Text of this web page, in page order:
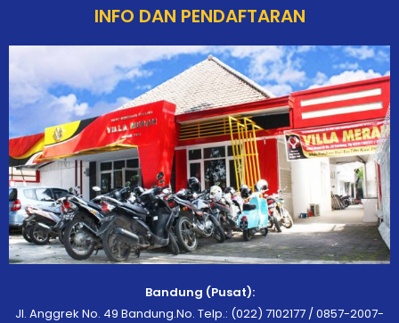
INFO DAN PENDAFTARAN
Bandung (Pusat):
Jl. Anggrek No. 49 Bandung.No. Telp.: (022) 7102177 / 0857-2007-